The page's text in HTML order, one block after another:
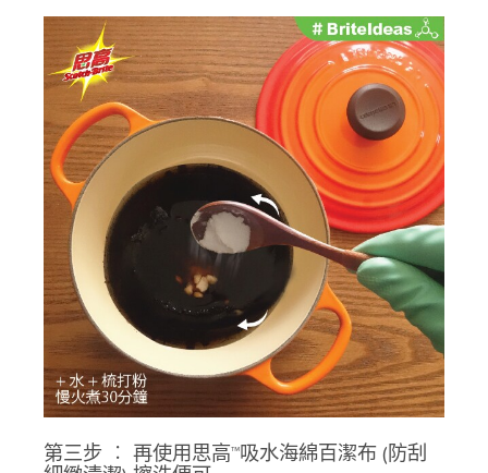
第三步 ︰ 再使用思高™吸水海綿百潔布 (防刮